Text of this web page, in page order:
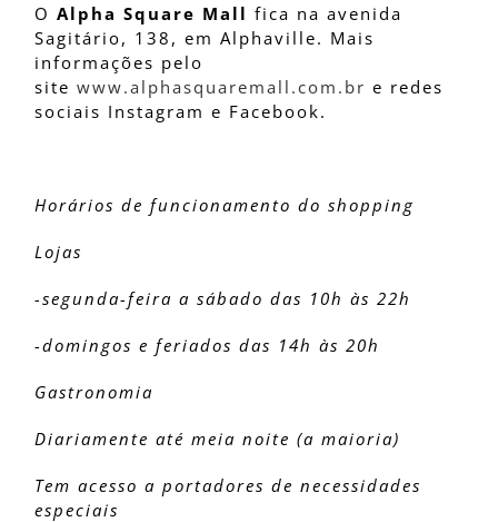
O Alpha Square Mall fica na avenida
Sagitário, 138, em Alphaville. Mais
informações pelo
site www.alphasquaremall.com.br e redes
sociais Instagram e Facebook.
Horários de funcionamento do shopping
Lojas
-segunda-feira a sábado das 10h às 22h
-domingos e feriados das 14h às 20h
Gastronomia
Diariamente até meia noite (a maioria)
Tem acesso a portadores de necessidades
especiais